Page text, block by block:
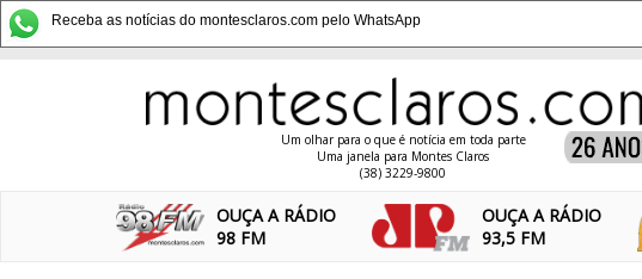
Receba as notícias do montesclaros.com pelo WhatsApp
Um olhar para o que é notícia em toda parte
Uma janela para Montes Claros
(38) 3229-9800
OUÇA A RÁDIO
98 FM
OUÇA A RÁDIO
93,5 FM